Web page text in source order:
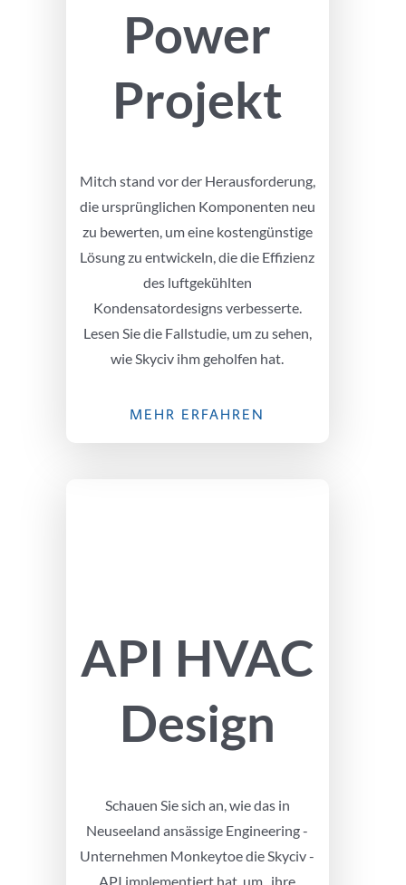
Power
Projekt
Mitch stand vor der Herausforderung,
die ursprünglichen Komponenten neu
zu bewerten, um eine kostengünstige
Lösung zu entwickeln, die die Effizienz
des luftgekühlten
Kondensatordesigns verbesserte.
Lesen Sie die Fallstudie, um zu sehen,
wie Skyciv ihm geholfen hat.
MEHR ERFAHREN
API HVAC
Design
Schauen Sie sich an, wie das in
Neuseeland ansässige Engineering -
Unternehmen Monkeytoe die Skyciv -
API implementiert hat, um „ihre